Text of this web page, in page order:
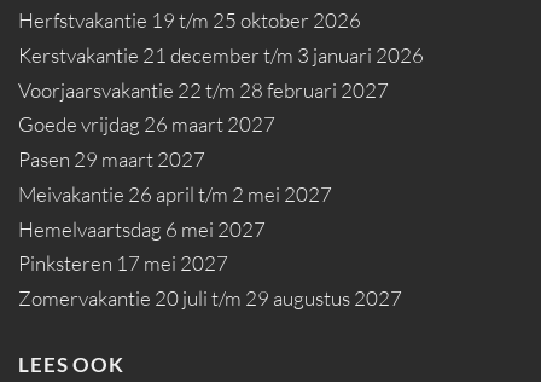
Herfstvakantie 19 t/m 25 oktober 2026
Kerstvakantie 21 december t/m 3 januari 2026
Voorjaarsvakantie 22 t/m 28 februari 2027
Goede vrijdag 26 maart 2027
Pasen 29 maart 2027
Meivakantie 26 april t/m 2 mei 2027
Hemelvaartsdag 6 mei 2027
Pinksteren 17 mei 2027
Zomervakantie 20 juli t/m 29 augustus 2027
LEES OOK